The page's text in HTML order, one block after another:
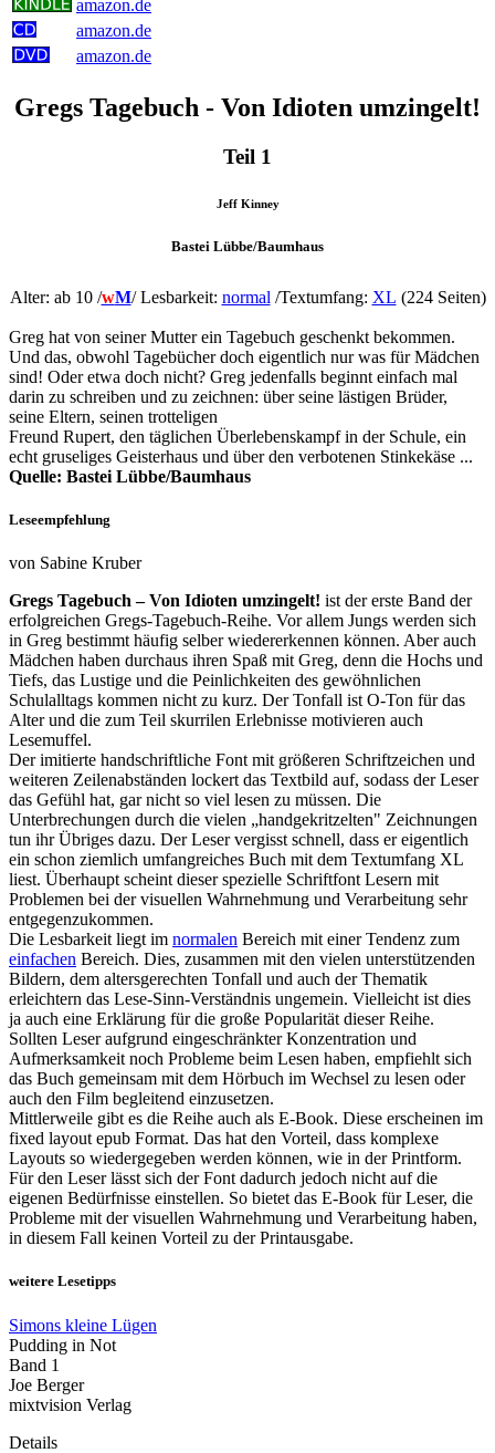
amazon.de
amazon.de
amazon.de
Gregs Tagebuch - Von Idioten umzingelt!
Teil 1
Jeff Kinney
Bastei Lübbe/Baumhaus
Alter: ab 10 /wM/Lesbarkeit: normal /Textumfang: XL (224 Seiten)
Greg hat von seiner Mutter ein Tagebuch geschenkt bekommen.
Und das, obwohl Tagebücher doch eigentlich nur was für Mädchen
sind! Oder etwa doch nicht? Greg jedenfalls beginnt einfach mal
darin zu schreiben und zu zeichnen: über seine lästigen Brüder,
seine Eltern, seinen trotteligen
Freund Rupert, den täglichen Überlebenskampf in der Schule, ein
echt gruseliges Geisterhaus und über den verbotenen Stinkekäse ...
Quelle: Bastei Lübbe/Baumhaus
Leseempfehlung
von Sabine Kruber
Gregs Tagebuch – Von Idioten umzingelt! ist der erste Band der
erfolgreichen Gregs-Tagebuch-Reihe. Vor allem Jungs werden sich
in Greg bestimmt häufig selber wiedererkennen können. Aber auch
Mädchen haben durchaus ihren Spaß mit Greg, denn die Hochs und
Tiefs, das Lustige und die Peinlichkeiten des gewöhnlichen
Schulalltags kommen nicht zu kurz. Der Tonfall ist O-Ton für das
Alter und die zum Teil skurrilen Erlebnisse motivieren auch
Lesemuffel.
Der imitierte handschriftliche Font mit größeren Schriftzeichen und
weiteren Zeilenabständen lockert das Textbild auf, sodass der Leser
das Gefühl hat, gar nicht so viel lesen zu müssen. Die
Unterbrechungen durch die vielen „handgekritzelten" Zeichnungen
tun ihr Übriges dazu. Der Leser vergisst schnell, dass er eigentlich
ein schon ziemlich umfangreiches Buch mit dem Textumfang XL
liest. Überhaupt scheint dieser spezielle Schriftfont Lesern mit
Problemen bei der visuellen Wahrnehmung und Verarbeitung sehr
entgegenzukommen.
Die Lesbarkeit liegt im normalen Bereich mit einer Tendenz zum
einfachen Bereich. Dies, zusammen mit den vielen unterstützenden
Bildern, dem altersgerechten Tonfall und auch der Thematik
erleichtern das Lese-Sinn-Verständnis ungemein. Vielleicht ist dies
ja auch eine Erklärung für die große Popularität dieser Reihe.
Sollten Leser aufgrund eingeschränkter Konzentration und
Aufmerksamkeit noch Probleme beim Lesen haben, empfiehlt sich
das Buch gemeinsam mit dem Hörbuch im Wechsel zu lesen oder
auch den Film begleitend einzusetzen.
Mittlerweile gibt es die Reihe auch als E-Book. Diese erscheinen im
fixed layout epub Format. Das hat den Vorteil, dass komplexe
Layouts so wiedergegeben werden können, wie in der Printform.
Für den Leser lässt sich der Font dadurch jedoch nicht auf die
eigenen Bedürfnisse einstellen. So bietet das E-Book für Leser, die
Probleme mit der visuellen Wahrnehmung und Verarbeitung haben,
in diesem Fall keinen Vorteil zu der Printausgabe.
weitere Lesetipps
Simons kleine Lügen
Pudding in Not
Band 1
Joe Berger
mixtvision Verlag
Details